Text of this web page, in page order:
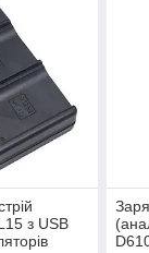
з USB